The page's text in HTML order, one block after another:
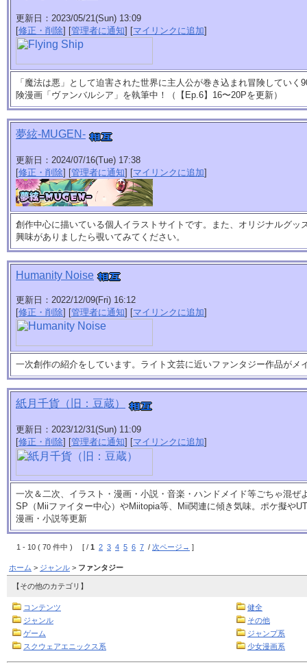
更新日：2023/05/21(Sun) 13:09
[修正・削除] [管理者に通知] [マイリンクに追加]
「魔法は悪」として迫害された世界に主人公が巻き込まれ冒険していく
険漫画「ヴァンバルシア」を執筆中！（【Ep.6】16〜20Pを更新）
夢絃-MUGEN-
更新日：2024/07/16(Tue) 17:38
[修正・削除] [管理者に通知] [マイリンクに追加]
創作中心に描いている個人イラストサイトです。また、オリジナルグッ
興味がありましたら覗いてみてください。
Humanity Noise
更新日：2022/12/09(Fri) 16:12
[修正・削除] [管理者に通知] [マイリンクに追加]
一次創作の紹介をしています。ライト文芸に近いファンタジー作品がメ
紙月千貨（旧：豆蔵）
更新日：2023/12/31(Sun) 11:09
[修正・削除] [管理者に通知] [マイリンクに追加]
一次＆二次、イラスト・漫画・小説・音楽・ハンドメイド等ごちゃ混ぜ
SP（Miiファイター中心）やMiitopia等、Mii関連に傾き気味。ポケ擬や
漫画・小説等更新
1 - 10 ( 70 件中 ) [ / 1 2 3 4 5 6 7 / 次ページ→ ]
ホーム > ジャンル > ファンタジー
【その他のカテゴリ】
コンテンツ
健全
ジャンル
その他
ゲーム
ジャンプ系
スクウェアエニックス系
少女漫画系